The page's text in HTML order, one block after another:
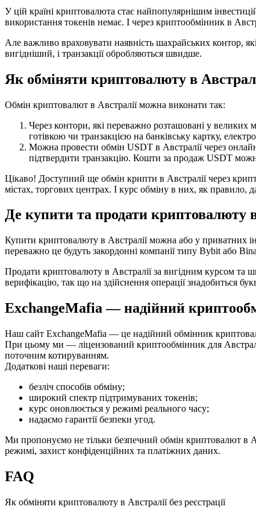
У цій країні криптовалюта стає найпопулярнішим
використання токенів немає. І через криптообмінник в
Але важливо враховувати наявність шахрайських контор,
вигідніший, і транзакції обробляються швидше.
Як обміняти криптовалюту в
Обмін криптовалют в Австралії можна виконати так:
Через контори, які переважно розташовані у великих
готівкою чи транзакцією на банківську картку,
Можна провести обмін USDT в Австралії через
підтвердити транзакцію. Кошти за продаж USDT
Цікаво! Доступний ще обмін крипти в Австралії через
містах, торгових центрах. І курс обміну в них, як правило,
Де купити та продати криптовалюту
Купити криптовалюту в Австралії можна або у приватних
переважно це будуть закордонні компанії типу Bybit або
Продати криптовалюту в Австралії за вигідним курсом та
верифікацію, так що на здійснення операції знадобиться
ExchangeMafia — надійний
Наш сайт ExchangeMafia — це надійний обмінник
При цьому ми — ліцензований криптообмінник для
поточним котируванням.
Додаткові наші переваги:
безліч способів обміну;
широкий спектр підтримуваних токенів;
курс оновлюється у режимі реального часу;
надаємо гарантії безпеки угод.
Ми пропонуємо не тільки безпечний обмін криптовалют в
режимі, захист конфіденційних та платіжних даних.
FAQ
Як обміняти криптовалюту в Австралії без реєстрації